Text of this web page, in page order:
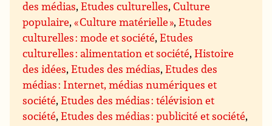
des médias,Etudes culturelles,Culture
populaire,« Culture matérielle »,Etudes
culturelles : mode et société,Etudes
culturelles : alimentation et société,Histoire
des idées,Etudes des médias,Etudes des
médias : Internet, médias numériques et
société,Etudes des médias : télévision et
société,Etudes des médias : publicité et société,